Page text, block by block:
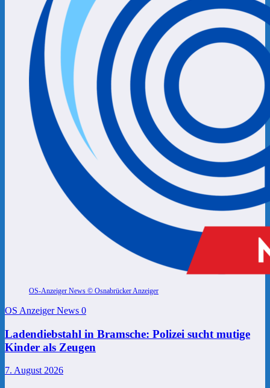
OS-Anzeiger News © Osnabrücker Anzeiger
OS Anzeiger News 0
Ladendiebstahl in Bramsche: Polizei sucht mutige
Kinder als Zeugen
7. August 2026